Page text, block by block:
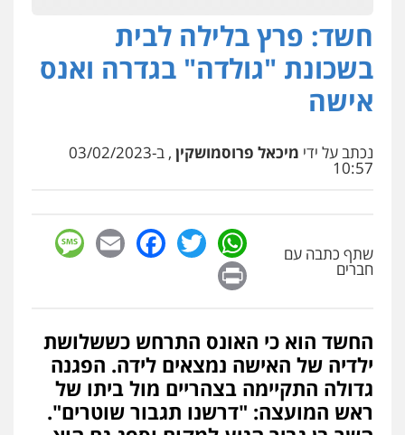
עו"ד איהאב ג'לג'ולי
פלילי מעצרים וחקירות עורכי דין לענייני
אסירים
0505216700
פלילי צבאי מעצרים וחקירות
עו"ד אלון קריטי
כלכלי אלימות סמים מעצרים
0525544654
מנשה, אלמוג – עורכי דין
פלילי עבירות תנועה צווארון לבן
עורכי דין לענייני אסירים מעצרים וחקירות
0546470989
חשד: פרץ בלילה לבית
בשכונת "גולדה" בגדרה ואנס
אישה
נכתב על ידי מיכאל פרוסמושקין , ב-03/02/2023
10:57
שתף כתבה עם
חברים
WhatsApp
Twitter
Facebook
Email
החשד הוא כי האונס התרחש כששלושת
ילדיה של האישה נמצאים לידה. הפגנה
גדולה התקיימה בצהריים מול ביתו של
ראש המועצה: "דרשנו תגבור שוטרים".